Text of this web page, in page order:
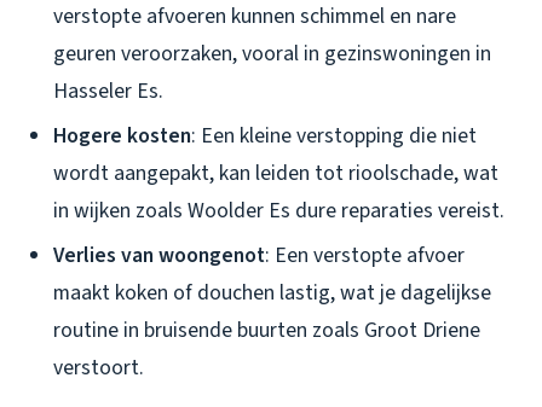
verstopte afvoeren kunnen schimmel en nare
geuren veroorzaken, vooral in gezinswoningen in
Hasseler Es.
Hogere kosten: Een kleine verstopping die niet
wordt aangepakt, kan leiden tot rioolschade, wat
in wijken zoals Woolder Es dure reparaties vereist.
Verlies van woongenot: Een verstopte afvoer
maakt koken of douchen lastig, wat je dagelijkse
routine in bruisende buurten zoals Groot Driene
verstoort.